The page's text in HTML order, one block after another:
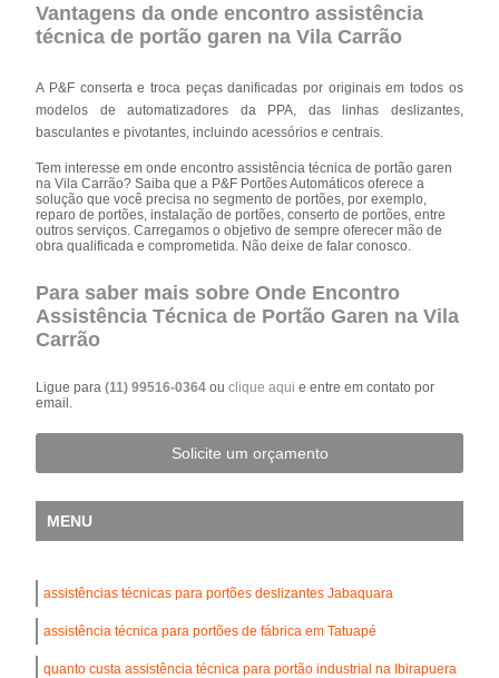
Vantagens da onde encontro assistência
técnica de portão garen na Vila Carrão
A P&F conserta e troca peças danificadas por originais em todos os
modelos de automatizadores da PPA, das linhas deslizantes,
basculantes e pivotantes, incluindo acessórios e centrais.
Tem interesse em onde encontro assistência técnica de portão garen
na Vila Carrão? Saiba que a P&F Portões Automáticos oferece a
solução que você precisa no segmento de portões, por exemplo,
reparo de portões, instalação de portões, conserto de portões, entre
outros serviços. Carregamos o objetivo de sempre oferecer mão de
obra qualificada e comprometida. Não deixe de falar conosco.
Para saber mais sobre Onde Encontro
Assistência Técnica de Portão Garen na Vila
Carrão
Ligue para(11) 99516-0364ouclique aqui e entre em contato por
email.
Solicite um orçamento
MENU
assistências técnicas para portões deslizantes Jabaquara
assistência técnica para portões de fábrica em Tatuapé
quanto custa assistência técnica para portão industrial na Ibirapuera